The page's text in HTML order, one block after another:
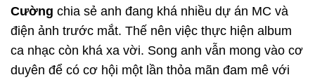
Cường chia sẻ anh đang khá nhiều dự án MC và
điện ảnh trước mắt. Thế nên việc thực hiện album
ca nhạc còn khá xa vời. Song anh vẫn mong vào cơ
duyên để có cơ hội một lần thỏa mãn đam mê với